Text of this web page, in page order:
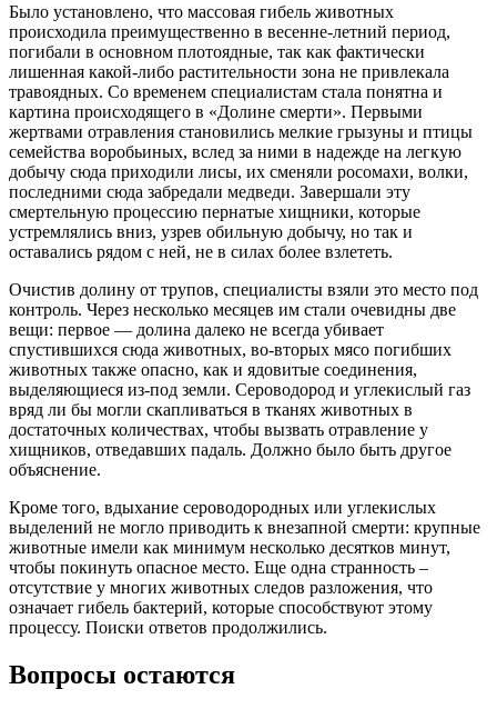
Было установлено, что массовая гибель животных
происходила преимущественно в весенне-летний период,
погибали в основном плотоядные, так как фактически
лишенная какой-либо растительности зона не привлекала
травоядных. Со временем специалистам стала понятна и
картина происходящего в «Долине смерти». Первыми
жертвами отравления становились мелкие грызуны и птицы
семейства воробьиных, вслед за ними в надежде на легкую
добычу сюда приходили лисы, их сменяли росомахи, волки,
последними сюда забредали медведи. Завершали эту
смертельную процессию пернатые хищники, которые
устремлялись вниз, узрев обильную добычу, но так и
оставались рядом с ней, не в силах более взлететь.
Очистив долину от трупов, специалисты взяли это место под
контроль. Через несколько месяцев им стали очевидны две
вещи: первое — долина далеко не всегда убивает
спустившихся сюда животных, во-вторых мясо погибших
животных также опасно, как и ядовитые соединения,
выделяющиеся из-под земли. Сероводород и углекислый газ
вряд ли бы могли скапливаться в тканях животных в
достаточных количествах, чтобы вызвать отравление у
хищников, отведавших падаль. Должно было быть другое
объяснение.
Кроме того, вдыхание сероводородных или углекислых
выделений не могло приводить к внезапной смерти: крупные
животные имели как минимум несколько десятков минут,
чтобы покинуть опасное место. Еще одна странность –
отсутствие у многих животных следов разложения, что
означает гибель бактерий, которые способствуют этому
процессу. Поиски ответов продолжились.
Вопросы остаются